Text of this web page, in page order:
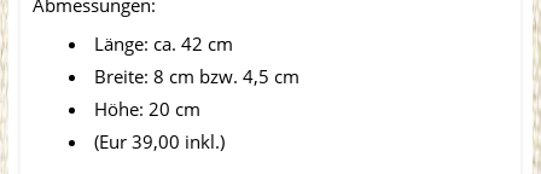
Länge: ca. 42 cm
Breite: 8 cm bzw. 4,5 cm
Höhe: 20 cm
(Eur 39,00 inkl.)